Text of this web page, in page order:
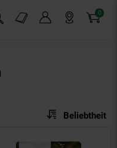
einblenden
Markt-Angebote 0
Artikel
Sortierung:
Beliebtheit